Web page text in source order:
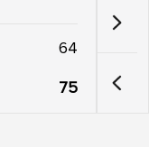
64
75